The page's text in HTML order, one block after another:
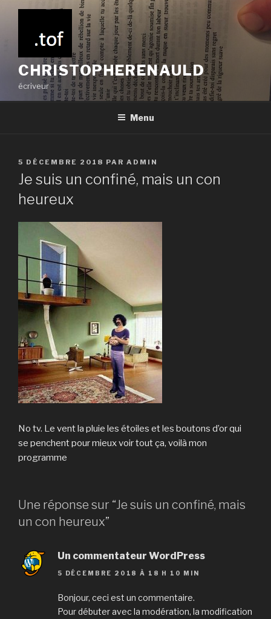
Aller
CHRISTOPHERENAULD
écriveur
Menu
PUBLIÉ
LE
5 DÉCEMBRE 2018 PAR ADMIN
Je suis un confiné, mais un con
heureux
No tv. Le vent la pluie les étoiles et les boutons d’or qui
se penchent pour mieux voir tout ça, voilà mon
programme
Une réponse sur “Je suis un confiné, mais
un con heureux”
Un commentateur WordPress
5 DÉCEMBRE 2018 À 18 H 10 MIN
Bonjour, ceci est un commentaire.
Pour débuter avec la modération, la modification